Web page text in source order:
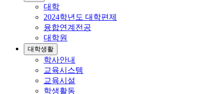
대학
2024학년도 대학편제
융합연계전공
대학원
대학생활
학사안내
교육시스템
교육시설
학생활동